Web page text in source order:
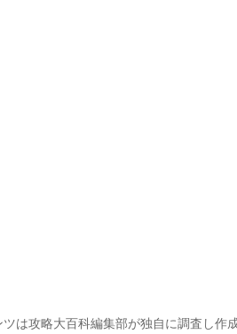
は攻略大百科編集部が独自に調査し作